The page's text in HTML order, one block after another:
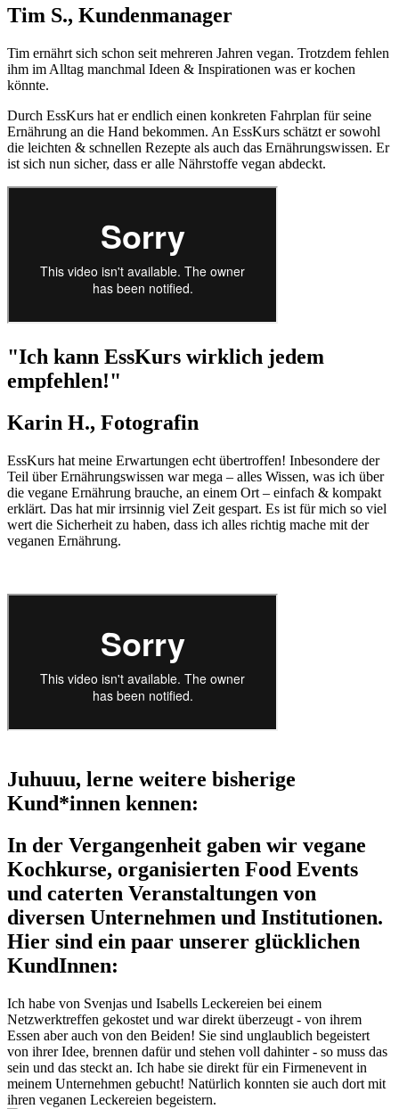
Tim S., Kundenmanager
Tim ernährt sich schon seit mehreren Jahren vegan. Trotzdem fehlen
ihm im Alltag manchmal Ideen & Inspirationen was er kochen
könnte.
Durch EssKurs hat er endlich einen konkreten Fahrplan für seine
Ernährung an die Hand bekommen. An EssKurs schätzt er sowohl
die leichten & schnellen Rezepte als auch das Ernährungswissen. Er
ist sich nun sicher, dass er alle Nährstoffe vegan abdeckt.
"Ich kann EssKurs wirklich jedem
empfehlen!"
Karin H., Fotografin
EssKurs hat meine Erwartungen echt übertroffen! Inbesondere der
Teil über Ernährungswissen war mega – alles Wissen, was ich über
die vegane Ernährung brauche, an einem Ort – einfach & kompakt
erklärt. Das hat mir irrsinnig viel Zeit gespart. Es ist für mich so viel
wert die Sicherheit zu haben, dass ich alles richtig mache mit der
veganen Ernährung.
Juhuuu, lerne weitere bisherige
Kund*innen kennen:
In der Vergangenheit gaben wir vegane
Kochkurse, organisierten Food Events
und caterten Veranstaltungen von
diversen Unternehmen und Institutionen.
Hier sind ein paar unserer glücklichen
KundInnen:
Ich habe von Svenjas und Isabells Leckereien bei einem
Netzwerktreffen gekostet und war direkt überzeugt - von ihrem
Essen aber auch von den Beiden! Sie sind unglaublich begeistert
von ihrer Idee, brennen dafür und stehen voll dahinter - so muss das
sein und das steckt an. Ich habe sie direkt für ein Firmenevent in
meinem Unternehmen gebucht! Natürlich konnten sie auch dort mit
ihren veganen Leckereien begeistern.